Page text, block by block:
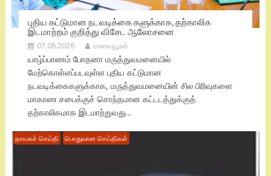
புதிய கட்டுமான நடவடிக்கை களுக்காக, தற்காலிக
இடமாற்றம் குறித்து விசேட ஆலோசனை
07.08.2026 மாவையூரன்
யாழ்ப்பாணம் போதனா மருத்துவமனையில்
மேற்கொள்ளப்படவுள்ள புதிய கட்டுமான
நடவடிக்கைகளுக்காக, மருத்துவமனையின் சில பிரிவுகளை
மாகாண சபைக்குச் சொந்தமான கட்டடத்துக்குத்
தற்காலிகமாக இடமாற்றுவது...
தாயகச் செய்தி பொதுவான செய்திகள்